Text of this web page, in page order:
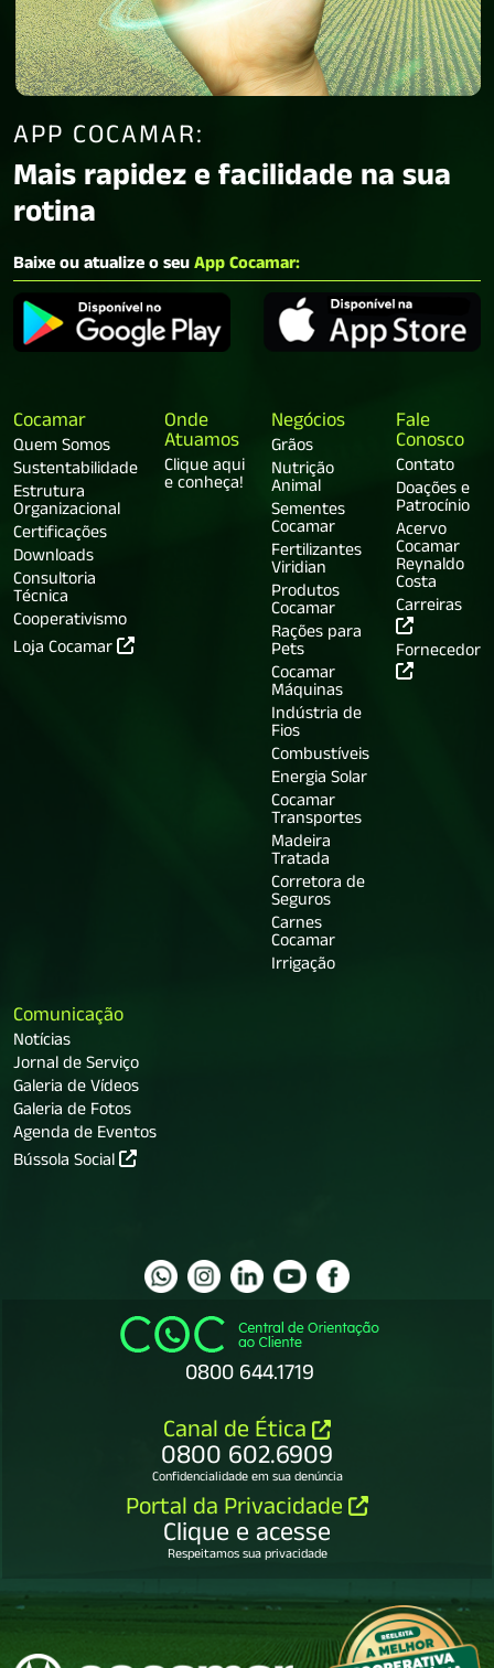
APP COCAMAR:
Mais rapidez e facilidade na sua
rotina
Baixe ou atualize o seuApp Cocamar:
Cocamar
Quem Somos
Sustentabilidade
Estrutura
Organizacional
Certificações
Downloads
Consultoria
Técnica
Cooperativismo
Loja Cocamar
Onde
Atuamos
Clique aqui
e conheça!
Negócios
Grãos
Nutrição
Animal
Sementes
Cocamar
Fertilizantes
Viridian
Produtos
Cocamar
Rações para
Pets
Cocamar
Máquinas
Indústria de
Fios
Combustíveis
Energia Solar
Cocamar
Transportes
Madeira
Tratada
Corretora de
Seguros
Carnes
Cocamar
Irrigação
Fale
Conosco
Contato
Doações e
Patrocínio
Acervo
Cocamar
Reynaldo
Costa
Carreiras
Fornecedor
Comunicação
Notícias
Jornal de Serviço
Galeria de Vídeos
Galeria de Fotos
Agenda de Eventos
Bússola Social
0800 644.1719
Canal de Ética
0800 602.6909
Confidencialidade em sua denúncia
Portal da Privacidade
Clique e acesse
Respeitamos sua privacidade